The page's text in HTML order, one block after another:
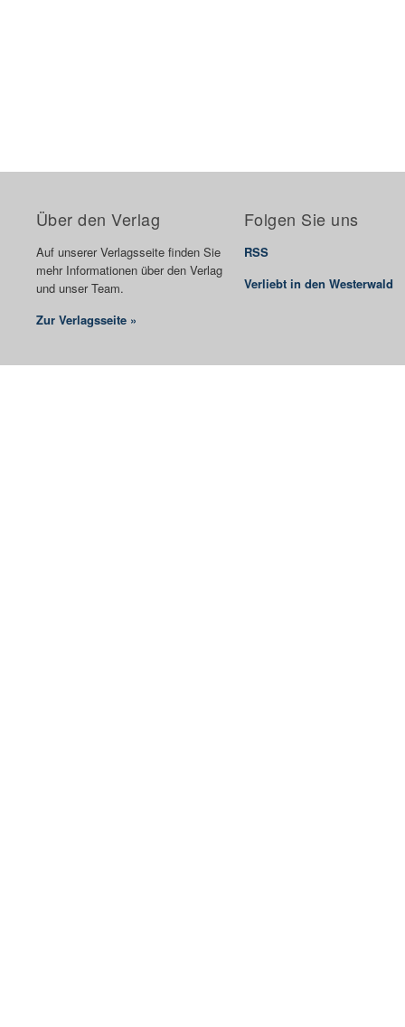
Über den Verlag
Auf unserer Verlagsseite finden Sie
mehr Informationen über den Verlag
und unser Team.
Zur Verlagsseite »
Folgen Sie uns
RSS
Verliebt in den Westerwald